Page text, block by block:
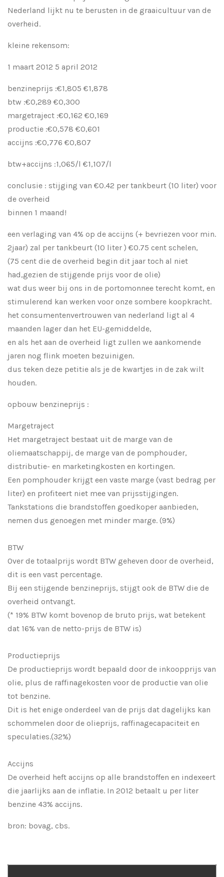
Nederland lijkt nu te berusten in de graaicultuur van de
overheid.
kleine rekensom:
1 maart 2012 5 april 2012
benzineprijs :€1,805 €1,878
btw :€0,289 €0,300
margetraject :€0,162 €0,169
productie :€0,578 €0,601
accijns :€0,776 €0,807
btw+accijns :1,065/l €1,107/l
conclusie : stijging van €0.42 per tankbeurt (10 liter) voor
de overheid
binnen 1 maand!
een verlaging van 4% op de accijns (+ bevriezen voor min.
2jaar) zal per tankbeurt (10 liter ) €0.75 cent schelen,
(75 cent die de overheid begin dit jaar toch al niet
had,gezien de stijgende prijs voor de olie)
wat dus weer bij ons in de portomonnee terecht komt, en
stimulerend kan werken voor onze sombere koopkracht.
het consumentenvertrouwen van nederland ligt al 4
maanden lager dan het EU-gemiddelde,
en als het aan de overheid ligt zullen we aankomende
jaren nog flink moeten bezuinigen.
dus teken deze petitie als je de kwartjes in de zak wilt
houden.
opbouw benzineprijs :
Margetraject
Het margetraject bestaat uit de marge van de
oliemaatschappij, de marge van de pomphouder,
distributie- en marketingkosten en kortingen.
Een pomphouder krijgt een vaste marge (vast bedrag per
liter) en profiteert niet mee van prijsstijgingen.
Tankstations die brandstoffen goedkoper aanbieden,
nemen dus genoegen met minder marge. (9%)
BTW
Over de totaalprijs wordt BTW geheven door de overheid,
dit is een vast percentage.
Bij een stijgende benzineprijs, stijgt ook de BTW die de
overheid ontvangt.
(* 19% BTW komt bovenop de bruto prijs, wat betekent
dat 16% van de netto-prijs de BTW is)
Productieprijs
De productieprijs wordt bepaald door de inkoopprijs van
olie, plus de raffinagekosten voor de productie van olie
tot benzine.
Dit is het enige onderdeel van de prijs dat dagelijks kan
schommelen door de olieprijs, raffinagecapaciteit en
speculaties.(32%)
Accijns
De overheid heft accijns op alle brandstoffen en indexeert
die jaarlijks aan de inflatie. In 2012 betaalt u per liter
benzine 43% accijns.
bron: bovag, cbs.